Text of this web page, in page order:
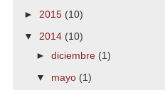
► 2015 (10)
▼ 2014 (10)
► diciembre (1)
▼ mayo (1)